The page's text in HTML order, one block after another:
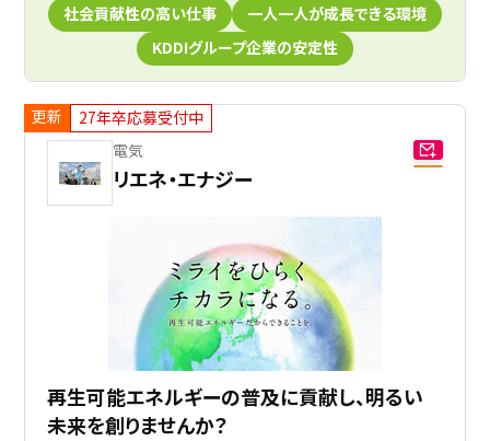
社会貢献性の高い仕事
一人一人が成長できる環境
KDDIグループ企業の安定性
更新
27年卒応募受付中
電気
リエネ・エナジー
再生可能エネルギーの普及に貢献し、明るい
未来を創りませんか？